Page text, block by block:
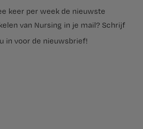
keer per week de nieuwste
van Nursing in je mail? Schrijf
in voor de nieuwsbrief!